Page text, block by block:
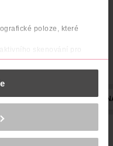
poloze, které
skenování pro
osobní údaje, a nastavte
souhlas můžete kdykoliv
a reklam, funkcí sociálních
nést osobní údaje.
údajů.
Obj. č.: 1205459
UPOZORNĚNÍ POČET
HAIR BOOSTER 2.0 s
je první na českém